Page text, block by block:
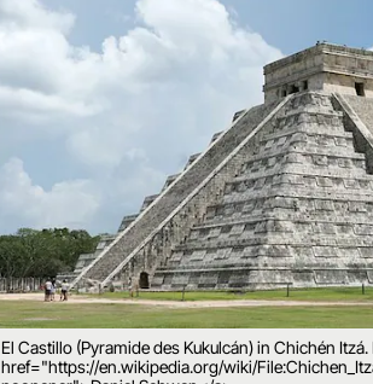
El Castillo (Pyramide des Kukulcán) in Chichén
href="https://en.wikipedia.org/wiki/